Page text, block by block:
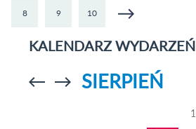
8 9 10
KALENDARZ WYDARZEŃ
Przejdź doPrzejdź do
SIERPIEŃ
1